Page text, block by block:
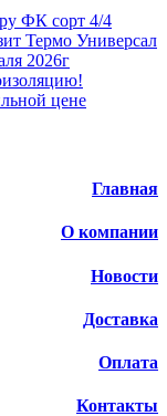
ФК сорт 4/4
Термо Универсал
2026г
цене
Главная
О компании
Новости
Доставка
Оплата
Контакты